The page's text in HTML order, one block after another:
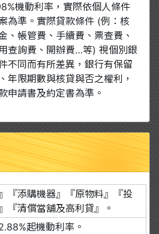
機動利率，實際依個人條件
為準。實際貸款條件 (例：核
、帳管費、手續費、票查費、
查詢費、開辦費…等) 視個別銀
不同而有所差異，銀行有保留
年限期數與核貸與否之權利，
申請書及約定書為準。
』『添購機器』『原物料』『投
『清償當舖及高利貸』。
起機動利率。